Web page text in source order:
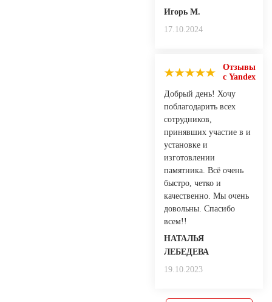
Игорь М.
17.10.2024
Отзывы
с Yandex
Добрый день! Хочу
поблагодарить всех
сотрудников,
принявших участие в и
установке и
изготовлении
памятника. Всё очень
быстро, четко и
качественно. Мы очень
довольны. Спасибо
всем!!
НАТАЛЬЯ
ЛЕБЕДЕВА
19.10.2023